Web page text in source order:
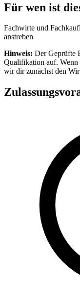
Für wen ist
Fachwirte und
anstreben
Hinweis: Der Geprüfte
Qualifikation auf. Wenn
wir dir zunächst den